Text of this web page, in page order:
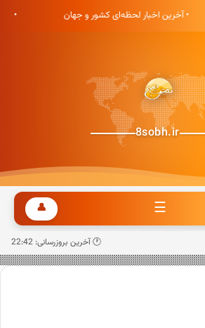
• آخرین اخبار لحظه‌ای کشور و جهان •
8sobh.ir
☰
👤
🕐 آخرین بروزرسانی: 22:42